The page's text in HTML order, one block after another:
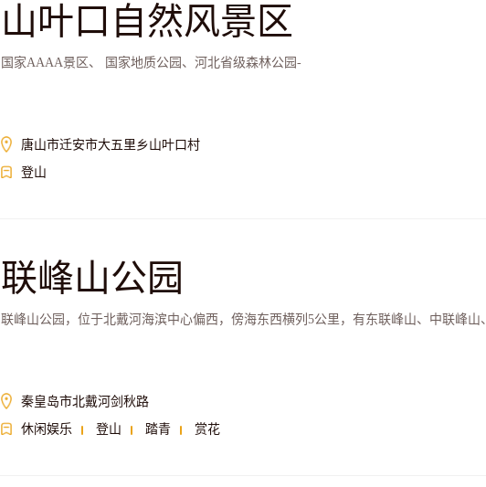
山叶口自然风景区
国家AAAA景区、 国家地质公园、河北省级森林公园-
唐山市迁安市大五里乡山叶口村
登山
联峰山公园
联峰山公园，位于北戴河海滨中心偏西，傍海东西横列5公里，有东联峰山、中联峰山
秦皇岛市北戴河剑秋路
休闲娱乐
登山 踏青 赏花